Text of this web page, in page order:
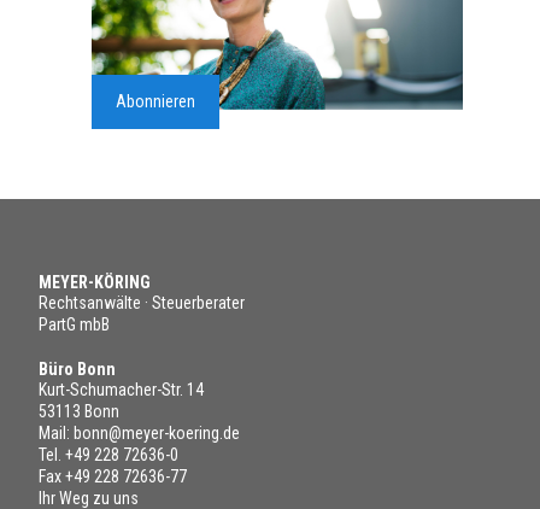
Abonnieren
MEYER-KÖRING
Rechtsanwälte · Steuerberater
PartG mbB
Büro Bonn
Kurt-Schumacher-Str. 14
53113 Bonn
Mail: bonn@meyer-koering.de
Tel. +49 228 72636-0
Fax +49 228 72636-77
Ihr Weg zu uns